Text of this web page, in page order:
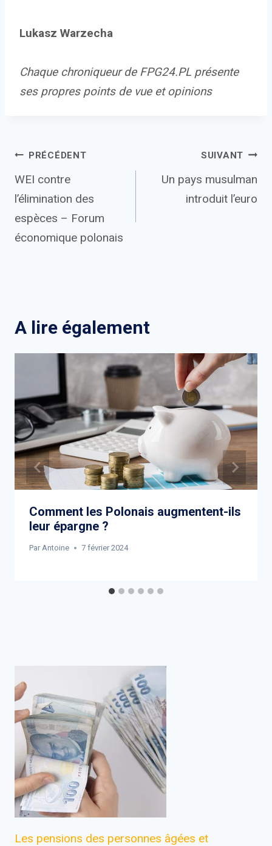
Lukasz Warzecha
Chaque chroniqueur de FPG24.PL présente
ses propres points de vue et opinions
Navigation
de
l’article
PRÉCÉDENT
WEI contre
l’élimination des
espèces – Forum
économique polonais
SUIVANT
Un pays musulman
introduit l’euro
A lire également
Comment les Polonais augmentent-ils
leur épargne ?
Par Antoine 7 février 2024
Les pensions des personnes âgées et